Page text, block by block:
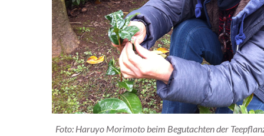
Foto: Haruyo Morimoto beim Begutachten der